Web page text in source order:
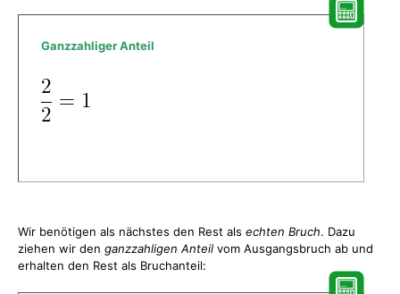
Ganzzahliger Anteil
Wir benötigen als nächstes den Rest als echten Bruch. Dazu
ziehen wir den ganzzahligen Anteil vom Ausgangsbruch ab und
erhalten den Rest als Bruchanteil: